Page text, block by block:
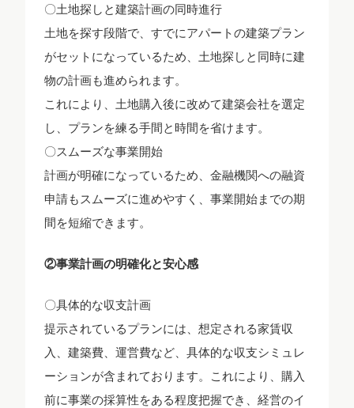
〇土地探しと建築計画の同時進行
土地を探す段階で、すでにアパートの建築プラン
がセットになっているため、土地探しと同時に建
物の計画も進められます。
これにより、土地購入後に改めて建築会社を選定
し、プランを練る手間と時間を省けます。
〇スムーズな事業開始
計画が明確になっているため、金融機関への融資
申請もスムーズに進めやすく、事業開始までの期
間を短縮できます。
②事業計画の明確化と安心感
〇具体的な収支計画
提示されているプランには、想定される家賃収
入、建築費、運営費など、具体的な収支シミュレ
ーションが含まれております。これにより、購入
前に事業の採算性をある程度把握でき、経営のイ